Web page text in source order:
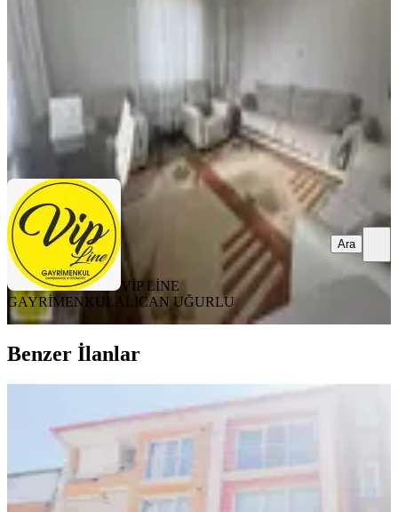
3. Kat
VİP LİNE GAYRİMENKULALİCAN UĞURLU
VİP LİNE
GAYRİMENKUL ALİCAN UĞURLU
Ara
Benzer İlanlar
Fourx4 Gayrimenkulden Satılık 2+1
Daire Vakıf Park Karşısı
Battalgazi, Paşaköşkü Mahallesi
·115 m²· Yüksek giriş